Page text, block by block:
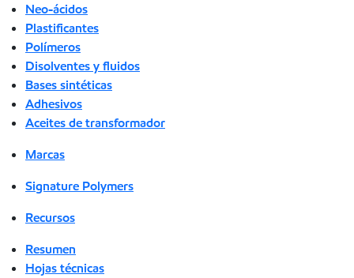
Neo-ácidos
Plastificantes
Polímeros
Disolventes y fluidos
Bases sintéticas
Adhesivos
Aceites de transformador
Marcas
Signature Polymers
Recursos
Resumen
Hojas técnicas